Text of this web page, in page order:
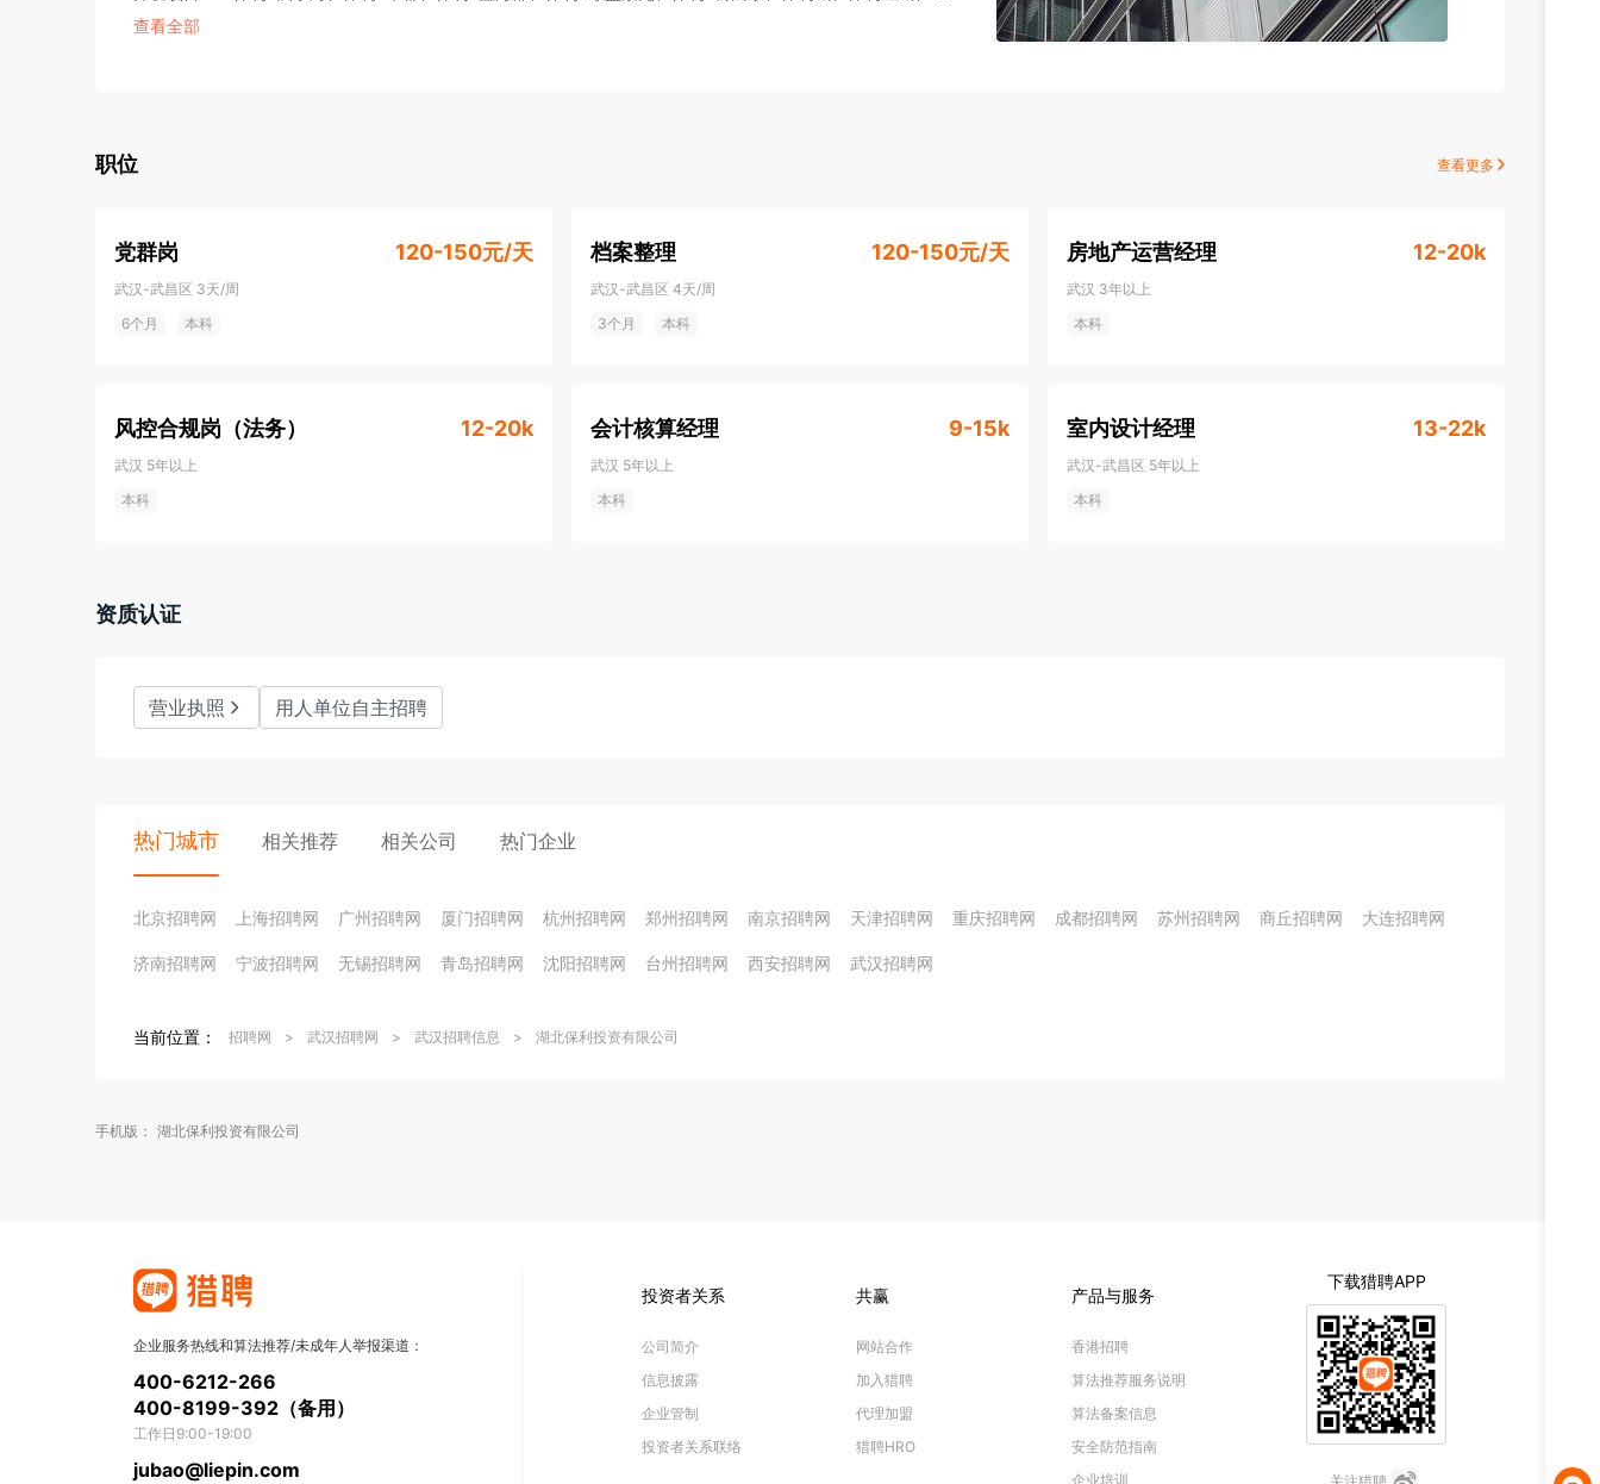
保利•江锦、保利翡丽公馆、保利悦公馆、保利明玥晨光、保利锦上印等。公司在建项目包括武汉保利城、保
查看全部
职位 查看更多
党群岗 120-150元/天
武汉-武昌区 3天/周
6个月
本科
档案整理 120-150元/天
武汉-武昌区 4天/周
3个月
本科
房地产运营经理 12-20k
武汉 3年以上
本科
风控合规岗（法务） 12-20k
武汉 5年以上
本科
会计核算经理 9-15k
武汉 5年以上
本科
室内设计经理 13-22k
武汉-武昌区 5年以上
本科
资质认证
营业执照 用人单位自主招聘
热门城市 相关推荐 相关公司 热门企业
北京招聘网 上海招聘网 广州招聘网 厦门招聘网 杭州招聘网 郑州招聘网 南京招聘网 天津招聘网 重庆招聘网 成都招聘网 苏州招聘网 商丘招聘网 大连招聘网
济南招聘网 宁波招聘网 无锡招聘网 青岛招聘网 沈阳招聘网 台州招聘网 西安招聘网 武汉招聘网
当前位置： 招聘网 > 武汉招聘网 > 武汉招聘信息 > 湖北保利投资有限公司
手机版： 湖北保利投资有限公司